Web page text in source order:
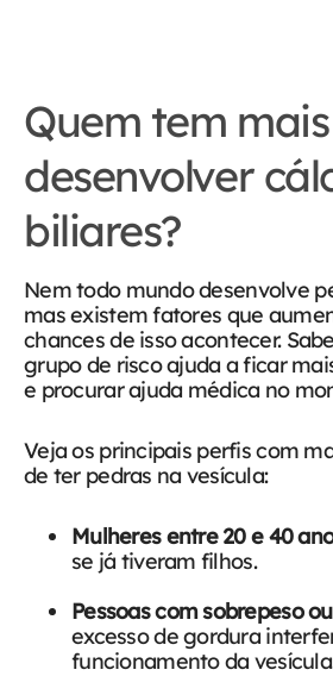
Quem tem
desenvolver
biliares?
Nem todo mundo desenvolve
mas existem fatores que
chances de isso acontecer.
grupo de risco ajuda a ficar
e procurar ajuda médica no
Veja os principais perfis com
de ter pedras na vesícula:
Mulheres entre 20 e 40
se já tiveram filhos.
Pessoas com sobrepeso
excesso de gordura
funcionamento da